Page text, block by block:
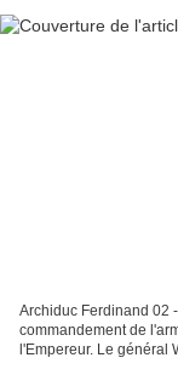
Archiduc Ferdinand 02
commandement de
l'Empereur. Le général